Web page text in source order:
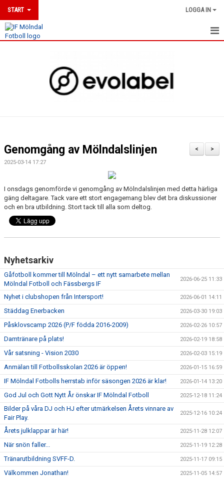
START LOGGA IN
UTBILDNINGAR
KALENDER
MEDLEMSKAP & ANMÄLAN
MÅNADSBREV
>
<
Genomgång av Mölndalslinjen
2025-03-14 17:27
I onsdags genomförde vi genomgång av Mölndalslinjen med detta härliga
gäng deltagare. Tack vare ett stort engagemang blev det bra diskussioner
och en bra utbildning. Stort tack till alla som deltog.
Nyhetsarkiv
Gåfotboll kommer till Mölndal – ett nytt samarbete mellan
Mölndal Fotboll och Fässbergs IF
2026-06-25 11:33
Nyhet i clubshopen från Intersport! 2026-06-01 14:11
Städdag Enerbacken 2026-03-30 19:03
Påsklovscamp 2026 (P/F födda 2016-2009) 2026-02-26 10:57
Damtränare på plats! 2026-02-19 18:58
Vår satsning - Vision 2030 2026-02-03 15:19
Anmälan till Fotbollsskolan 2026 är öppen! 2026-01-15 16:59
IF Mölndal Fotbolls herrstab inför säsongen 2026 är klar! 2026-01-14 13:20
God Jul och Gott Nytt År önskar IF Mölndal Fotboll 2025-12-18 11:24
Bilder på våra DJ och HJ efter utmärkelsen Årets vinnare av
Fair Play.
2025-12-16 10:24
Årets julklappar är här! 2025-11-28 12:07
När snön faller... 2025-11-19 12:28
Tränarutbildning SVFF-D. 2025-11-17 09:15
Välkommen Jonathan! 2025-11-05 14:57